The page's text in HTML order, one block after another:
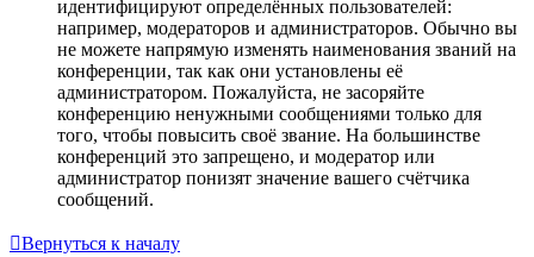
идентифицируют определённых пользователей:
например, модераторов и администраторов. Обычно вы
не можете напрямую изменять наименования званий на
конференции, так как они установлены её
администратором. Пожалуйста, не засоряйте
конференцию ненужными сообщениями только для
того, чтобы повысить своё звание. На большинстве
конференций это запрещено, и модератор или
администратор понизят значение вашего счётчика
сообщений.
Вернуться к началу